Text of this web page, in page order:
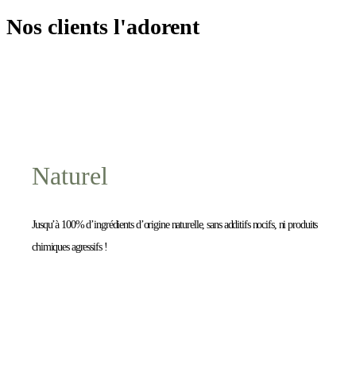
Nos clients l'adorent
Naturel
Jusqu’à 100% d’ingrédients d’origine naturelle, sans additifs nocifs, ni produits
chimiques agressifs !